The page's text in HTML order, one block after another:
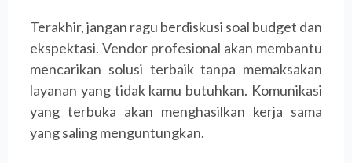
Terakhir, jangan ragu berdiskusi soal budget dan
ekspektasi. Vendor profesional akan membantu
mencarikan solusi terbaik tanpa memaksakan
layanan yang tidak kamu butuhkan. Komunikasi
yang terbuka akan menghasilkan kerja sama
yang saling menguntungkan.